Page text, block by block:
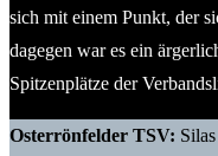
sich mit einem Punkt, der
dagegen war es ein
Spitzenplätze der
Osterrönfelder TSV: